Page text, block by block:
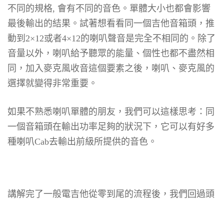
不同的規格, 會有不同的音色。單體大小也都會影響
最後輸出的結果。試著想看看同一個吉他音箱頭，推
動到2×12或者4×12的喇叭聲音是完全不相同的。除了
音量以外，喇叭給予聽眾的能量、個性也都不盡然相
同，加入麥克風收音這個要素之後，喇叭、麥克風的
選擇就變得非常重要。
如果不熟悉喇叭單體的朋友，我們可以這樣思考：同
一個音箱頭在輸出功率足夠的狀況下，它可以有好多
種喇叭Cab去輸出前級所提供的音色。
講解完了一般電吉他從零到尾的流程後，我們回過頭